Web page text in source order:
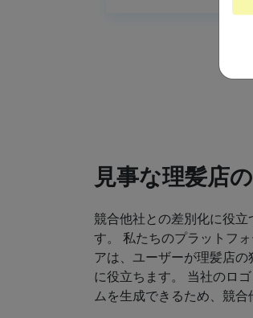
見事な理髪店
競合他社との差別化に役
す。 私たちのプラットフ
アは、ユーザーが理髪店
に役立ちます。 当社のロ
ムを生成できるため、競合